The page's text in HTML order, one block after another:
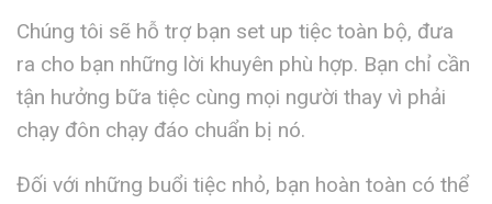
Chúng tôi sẽ hỗ trợ bạn set up tiệc toàn bộ, đưa
ra cho bạn những lời khuyên phù hợp. Bạn chỉ cần
tận hưởng bữa tiệc cùng mọi người thay vì phải
chạy đôn chạy đáo chuẩn bị nó.
Đối với những buổi tiệc nhỏ, bạn hoàn toàn có thể